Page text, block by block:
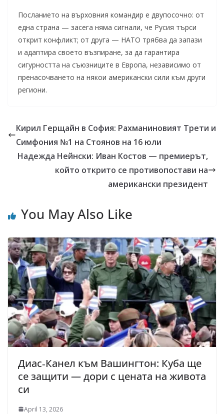
Посланието на върховния командир е двупосочно: от
една страна — засега няма сигнали, че Русия търси
открит конфликт; от друга — НАТО трябва да запази
и адаптира своето възпиране, за да гарантира
сигурността на съюзниците в Европа, независимо от
пренасочването на някои американски сили към други
региони.
Кирил Герщайн в София: Рахманиновият Трети и
Симфония №1 на Стоянов на 16 юли
Надежда Нейнски: Иван Костов — премиерът,
който открито се противопостави на
американски президент
You May Also Like
Диас‑Канел към Вашингтон: Куба ще
се защити — дори с цената на живота
си
April 13, 2026